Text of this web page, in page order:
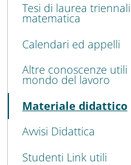
Tesi di laurea
matematica
Calendari ed appelli
Altre conoscenze
mondo del lavoro
Materiale didattico
Avvisi Didattica
Studenti Link utili